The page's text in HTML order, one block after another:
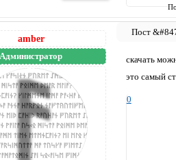
amber
Администратор скачать
это самый
0